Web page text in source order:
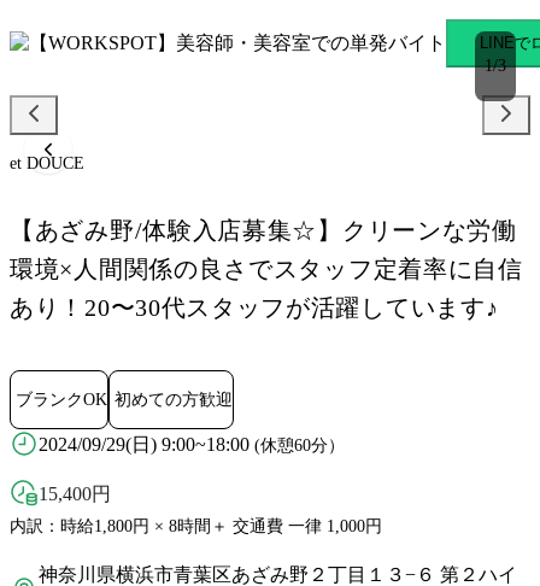
et DOUCE あざみ野駅のスキ
LINEで
1/3
et DOUCE
【あざみ野/体験入店募集☆】クリーンな労働
環境×人間関係の良さでスタッフ定着率に自信
あり！20〜30代スタッフが活躍しています♪
ブランクOK 初めての方歓迎
2024/09/29(日) 9:00~18:00 (休憩60分）
15,400円
内訳：時給1,800円 × 8時間＋ 交通費 一律 1,000円
神奈川県横浜市青葉区あざみ野２丁目１３−６ 第２ハイ